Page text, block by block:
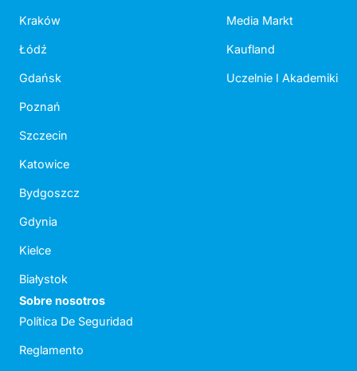
Kraków
Łódź
Gdańsk
Poznań
Szczecin
Katowice
Bydgoszcz
Gdynia
Kielce
Białystok
Media Markt
Kaufland
Uczelnie I Akademiki
Sobre nosotros
Política De Seguridad
Reglamento